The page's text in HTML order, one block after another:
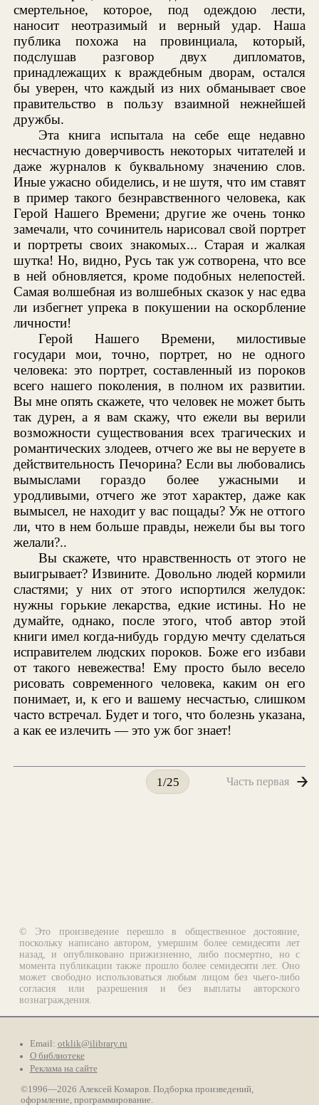
смертельное, которое, под одеждою лести,
наносит неотразимый и верный удар. Наша
публика похожа на провинциала, который,
подслушав разговор двух дипломатов,
принадлежащих к враждебным дворам, остался
бы уверен, что каждый из них обманывает свое
правительство в пользу взаимной нежнейшей
дружбы.
Эта книга испытала на себе еще недавно
несчастную доверчивость некоторых читателей и
даже журналов к буквальному значению слов.
Иные ужасно обиделись, и не шутя, что им ставят
в пример такого безнравственного человека, как
Герой Нашего Времени; другие же очень тонко
замечали, что сочинитель нарисовал свой портрет
и портреты своих знакомых... Старая и жалкая
шутка! Но, видно, Русь так уж сотворена, что все
в ней обновляется, кроме подобных нелепостей.
Самая волшебная из волшебных сказок у нас едва
ли избегнет упрека в покушении на оскорбление
личности!
Герой Нашего Времени, милостивые
государи мои, точно, портрет, но не одного
человека: это портрет, составленный из пороков
всего нашего поколения, в полном их развитии.
Вы мне опять скажете, что человек не может быть
так дурен, а я вам скажу, что ежели вы верили
возможности существования всех трагических и
романтических злодеев, отчего же вы не веруете в
действительность Печорина? Если вы любовались
вымыслами гораздо более ужасными и
уродливыми, отчего же этот характер, даже как
вымысел, не находит у вас пощады? Уж не оттого
ли, что в нем больше правды, нежели бы вы того
желали?..
Вы скажете, что нравственность от этого не
выигрывает? Извините. Довольно людей кормили
сластями; у них от этого испортился желудок:
нужны горькие лекарства, едкие истины. Но не
думайте, однако, после этого, чтоб автор этой
книги имел когда-нибудь гордую мечту сделаться
исправителем людских пороков. Боже его избави
от такого невежества! Ему просто было весело
рисовать современного человека, каким он его
понимает, и, к его и вашему несчастью, слишком
часто встречал. Будет и того, что болезнь указана,
а как ее излечить — это уж бог знает!
1/25 Часть первая
© Это произведение перешло в общественное достояние,
поскольку написано автором, умершим более семидесяти лет
назад, и опубликовано прижизненно, либо посмертно, но с
момента публикации также прошло более семидесяти лет. Оно
может свободно использоваться любым лицом без чьего-либо
согласия или разрешения и без выплаты авторского
вознаграждения.
Email: otklik@ilibrary.ru
О библиотеке
Реклама на сайте
©1996—2026 Алексей Комаров. Подборка произведений,
оформление, программирование.